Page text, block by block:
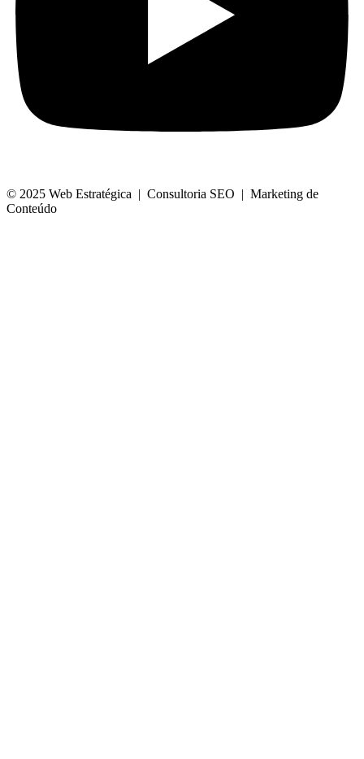
© 2025 Web Estratégica | Consultoria SEO | Marketing de
Conteúdo